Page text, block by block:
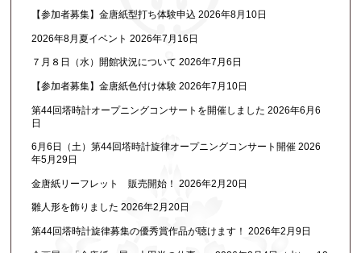
【参加者募集】金唐紙型打ち体験申込 2026年8月10日
2026年8月夏イベント 2026年7月16日
７月８日（水）開館状況について 2026年7月6日
【参加者募集】金唐紙色付け体験 2026年7月10日
第44回塔時計オープニングコンサートを開催しました 2026年6月6
日
6月6日（土）第44回塔時計旋律オープニングコンサート開催 2026
年5月29日
金唐紙リーフレット 販売開始！ 2026年2月20日
雛人形を飾りました 2026年2月20日
第44回塔時計旋律募集の優秀賞作品が聴けます！ 2026年2月9日